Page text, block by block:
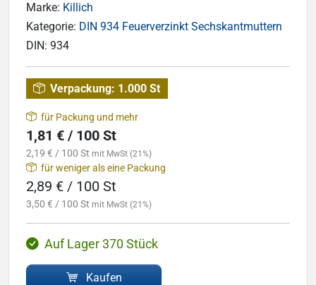
Marke: Killich
Kategorie: DIN 934 Feuerverzinkt Sechskantmuttern
DIN: 934
Verpackung: 1.000 St
für Packung und mehr
1,81 € / 100 St
2,19 € / 100 St mit MwSt (21%)
für weniger als eine Packung
2,89 € / 100 St
3,50 € / 100 St mit MwSt (21%)
Auf Lager 370 Stück
Kaufen